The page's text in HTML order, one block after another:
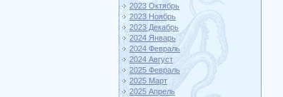
2023 Октябрь
2023 Ноябрь
2023 Декабрь
2024 Январь
2024 Февраль
2024 Август
2025 Февраль
2025 Март
2025 Апрель